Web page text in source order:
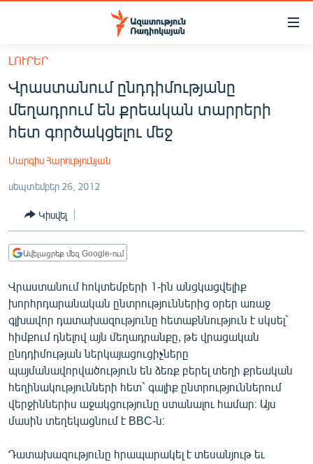
Մատչելիության
հիմնական
բովանդակությանը
Անցնել
հիմնական
մենյուին
ՀԱՅԱՍՏԱՆ
ՔԱՂԱՔԱԿԱՆ
ՏՆՏԵՍՈՒԹՅՈՒՆ
ՂԱՐԱԲԱՂ
ՏԱՐԱԾԱՇՐՋԱՆ
ՄԻՋԱԶԳԱՅԻՆ
ՄՇԱԿՈՒՅԹ
ՍՊՈՐՏ
ՄԵԿՆԱԲԱՆՈՒԹՅՈՒՆ
ՏՏ ԵՒ ԻՆՏԵՐՆԵՏ
ԿՈՐՈՆԱՎԻՐՈՒՍ
ԼՈՒՐԵՐ
Վրաստանում ընդդիմությանը
մեղադրում են քրեական տարրերի
հետ գործակցելու մեջ
Սարգիս Հարությունյան
սեպտեմբեր 26, 2012
Կիսվել
Ավելացրեք մեզ Google-ում
Վրաստանում հոկտեմբերի 1-ին անցկացվելիք
խորհրդարանական ընտրություններից օրեր առաջ
գլխավոր դատախազությունը հետաքննություն է սկսել`
հիմքում դնելով այն մեղադրանքը, թե վրացական
ընդդիմության ներկայացուցիչները
պայմանավորվածություն են ձեռք բերել տեղի քրեական
հեղինակությունների հետ` գալիք ընտրություններում
վերջիններիս աջակցությունը ստանալու համար։ Այս
մասին տեղեկացնում է BBC-ն։
Դատախազությունը հրապարակել է տեսանյութ եւ